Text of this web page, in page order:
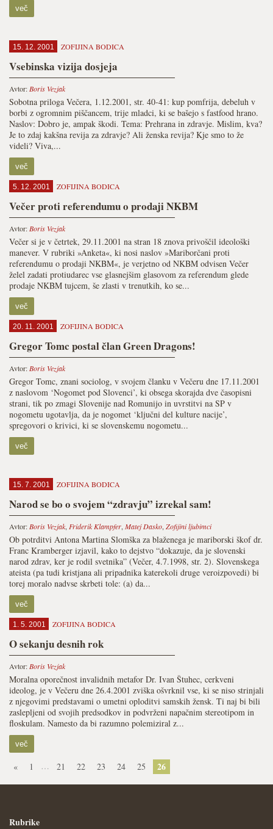
več
15. 12. 2001 ZOFIJINA BODICA
Vsebinska vizija dosjeja
Avtor: Boris Vezjak
Sobotna priloga Večera, 1.12.2001, str. 40-41: kup pomfrija, debeluh v
borbi z ogromnim piščancem, trije mladci, ki se bašejo s fastfood hrano.
Naslov: Dobro je, ampak škodi. Tema: Prehrana in zdravje. Mislim, kva?
Je to zdaj kakšna revija za zdravje? Ali ženska revija? Kje smo to že
videli? Viva,...
več
5. 12. 2001 ZOFIJINA BODICA
Večer proti referendumu o prodaji NKBM
Avtor: Boris Vezjak
Večer si je v četrtek, 29.11.2001 na stran 18 znova privoščil ideološki
manever. V rubriki »Anketa«, ki nosi naslov »Mariborčani proti
referendumu o prodaji NKBM«, je verjetno od NKBM odvisen Večer
želel zadati protiudarec vse glasnejšim glasovom za referendum glede
prodaje NKBM tujcem, še zlasti v trenutkih, ko se...
več
20. 11. 2001 ZOFIJINA BODICA
Gregor Tomc postal član Green Dragons!
Avtor: Boris Vezjak
Gregor Tomc, znani sociolog, v svojem članku v Večeru dne 17.11.2001
z naslovom ‘Nogomet pod Slovenci’, ki obsega skorajda dve časopisni
strani, tik po zmagi Slovenije nad Romunijo in uvrstitvi na SP v
nogometu ugotavlja, da je nogomet ‘ključni del kulture nacije’,
spregovori o krivici, ki se slovenskemu nogometu...
več
15. 7. 2001 ZOFIJINA BODICA
Narod se bo o svojem “zdravju” izrekal sam!
Avtor: Boris Vezjak, Friderik Klampfer, Matej Dasko, Zofijini ljubimci
Ob potrditvi Antona Martina Slomška za blaženega je mariborski škof dr.
Franc Kramberger izjavil, kako to dejstvo “dokazuje, da je slovenski
narod zdrav, ker je rodil svetnika” (Večer, 4.7.1998, str. 2). Slovenskega
ateista (pa tudi kristjana ali pripadnika katerekoli druge veroizpovedi) bi
torej moralo nadvse skrbeti tole: (a) da...
več
1. 5. 2001 ZOFIJINA BODICA
O sekanju desnih rok
Avtor: Boris Vezjak
Moralna oporečnost invalidnih metafor Dr. Ivan Štuhec, cerkveni
ideolog, je v Večeru dne 26.4.2001 zviška ošvrknil vse, ki se niso strinjali
z njegovimi predstavami o umetni oploditvi samskih žensk. Ti naj bi bili
zaslepljeni od svojih predsodkov in podvrženi napačnim stereotipom in
floskulam. Namesto da bi razumno polemiziral z...
več
« 1 … 21 22 23 24 25 26
Rubrike